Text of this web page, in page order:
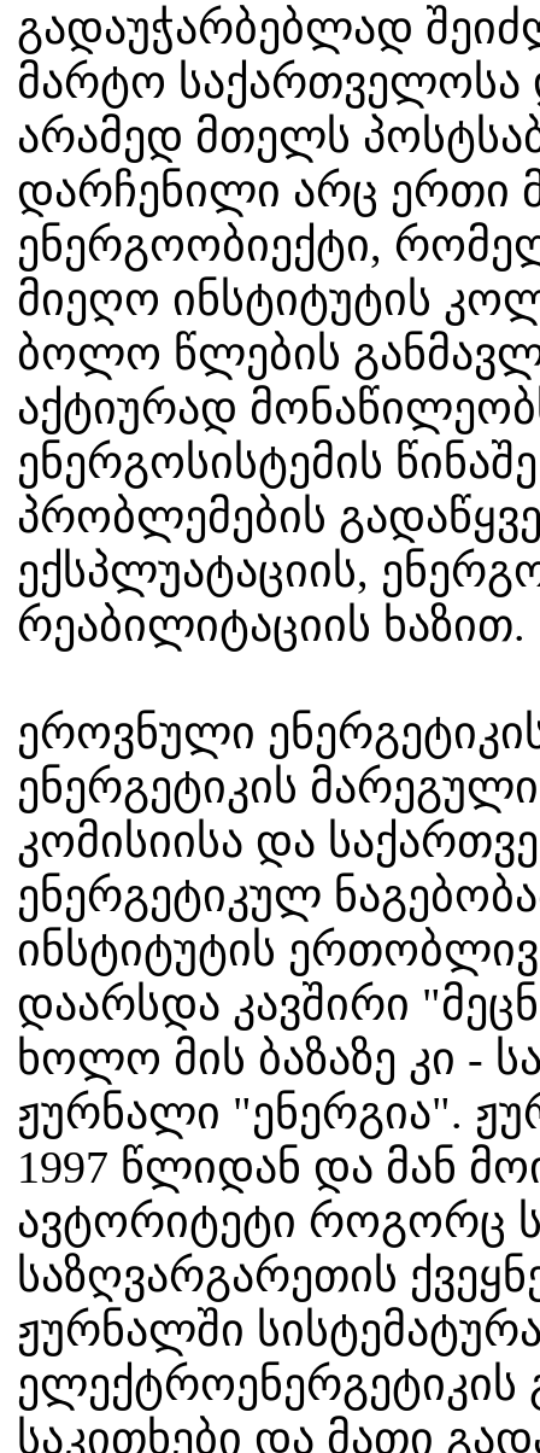
გადაუჭარბებლად
მარტო საქართველოსა
არამედ მთელს
დარჩენილი არც ერთი
ენერგოობიექტი,
მიეღო ინსტიტუტის
ბოლო წლების
აქტიურად
ენერგოსისტემის
პრობლემების
ექსპლუატაციის,
რეაბილიტაციის ხაზით.
ეროვნული
ენერგეტიკის
კომისიისა და
ენერგეტიკულ
ინსტიტუტის
დაარსდა კავშირი
ხოლო მის ბაზაზე კი -
ჟურნალი "ენერგია".
1997 წლიდან და მან
ავტორიტეტი როგორც
საზღვარგარეთის
ჟურნალში
ელექტროენერგეტიკის
საკითხები და მათი